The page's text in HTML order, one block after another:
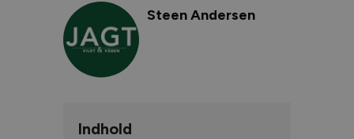
Steen Andersen
Indhold